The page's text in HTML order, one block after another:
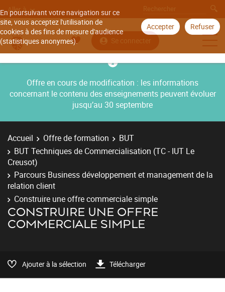
En poursuivant votre navigation sur ce
site, vous acceptez l'utilisation de
cookies à des fins de mesure d'audience
(statistiques anonymes).
Accepter Refuser
Aller à
Se connecter
Offre en cours de modification : les informations
concernant le contenu des enseignements peuvent évoluer
jusqu’au 30 septembre
Accueil Offre de formation
BUT
BUT Techniques de Commercialisation (TC - IUT Le
Creusot)
Parcours Business développement et management de la
relation client
Construire une offre commerciale simple
CONSTRUIRE UNE OFFRE
COMMERCIALE SIMPLE
Ajouter à la sélection Télécharger